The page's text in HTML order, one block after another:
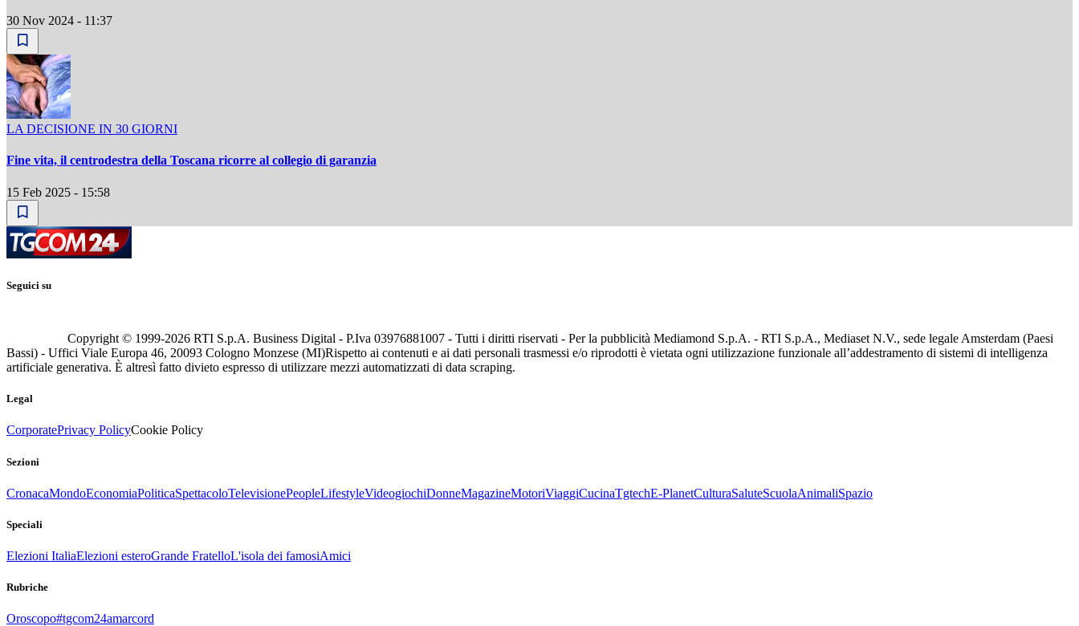
30 Nov 2024 - 11:37
LA DECISIONE IN 30 GIORNI
Fine vita, il centrodestra della Toscana ricorre al collegio di garanzia
15 Feb 2025 - 15:58
Seguici su
Copyright © 1999-2026 RTI S.p.A. Business Digital - P.Iva 03976881007 - Tutti i diritti riservati - Per la pubblicità Mediamond S.p.A. - RTI S.p.A., Mediaset N.V., sede legale Amsterdam (Paesi
Bassi) - Uffici Viale Europa 46, 20093 Cologno Monzese (MI)Rispetto ai contenuti e ai dati personali trasmessi e/o riprodotti è vietata ogni utilizzazione funzionale all’addestramento di sistemi di intelligenza
artificiale generativa. È altresì fatto divieto espresso di utilizzare mezzi automatizzati di data scraping.
Legal
CorporatePrivacy PolicyCookie Policy
Sezioni
CronacaMondoEconomiaPoliticaSpettacoloTelevisionePeopleLifestyleVideogiochiDonneMagazineMotoriViaggiCucinaTgtechE-PlanetCulturaSaluteScuolaAnimaliSpazio
Speciali
Elezioni ItaliaElezioni esteroGrande FratelloL'isola dei famosiAmici
Rubriche
Oroscopo#tgcom24amarcord